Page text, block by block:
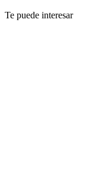
Te puede interesar